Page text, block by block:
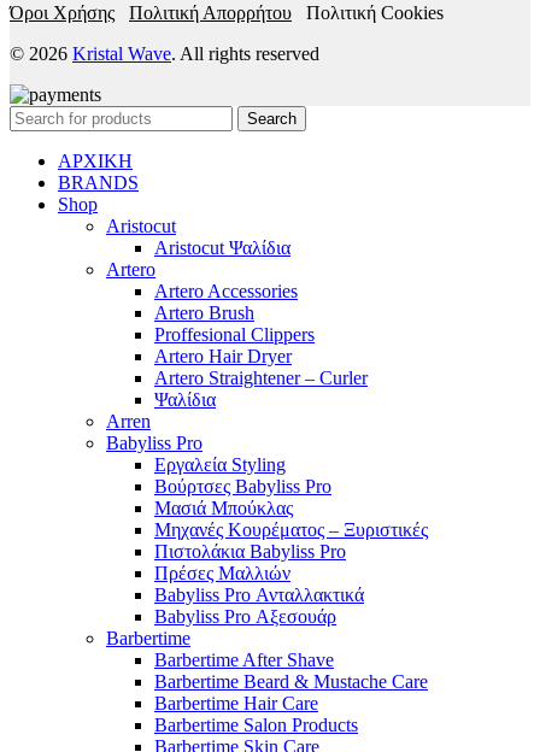
Όροι Χρήσης
Πολιτική Απορρήτου Πολιτική Cookies
© 2026 Kristal Wave. All rights reserved
Search
ΑΡΧΙΚΗ
BRANDS
Shop
Aristocut
Aristocut Ψαλίδια
Artero
Artero Accessories
Artero Brush
Proffesional Clippers
Artero Hair Dryer
Artero Straightener – Curler
Ψαλίδια
Arren
Babyliss Pro
Εργαλεία Styling
Βούρτσες Babyliss Pro
Μασιά Μπούκλας
Μηχανές Κουρέματος – Ξυριστικές
Πιστολάκια Babyliss Pro
Πρέσες Μαλλιών
Babyliss Pro Ανταλλακτικά
Babyliss Pro Αξεσουάρ
Barbertime
Barbertime After Shave
Barbertime Beard & Mustache Care
Barbertime Hair Care
Barbertime Salon Products
Barbertime Skin Care